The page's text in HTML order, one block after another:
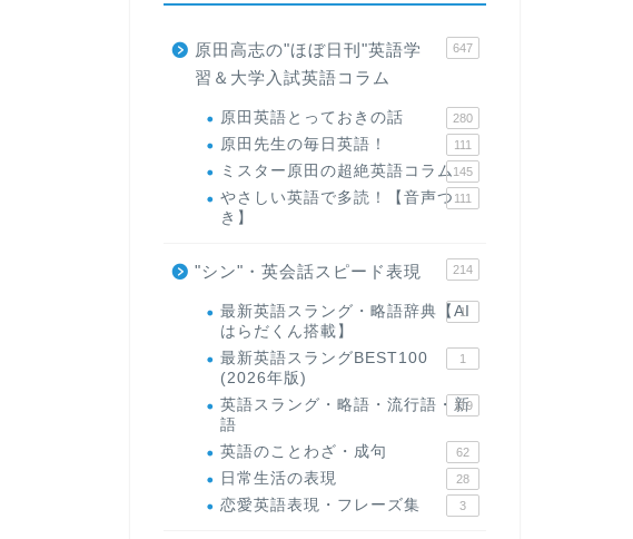
原田高志の"ほぼ日刊"英語学
習＆大学入試英語コラム
647
原田英語とっておきの話 280
原田先生の毎日英語！ 111
ミスター原田の超絶英語コラム145
やさしい英語で多読！【音声つ
き】
111
"シン"・英会話スピード表現 214
最新英語スラング・略語辞典【AI
はらだくん搭載】
1
最新英語スラングBEST100
(2026年版)
1
英語スラング・略語・流行語・新
語
119
英語のことわざ・成句 62
日常生活の表現 28
恋愛英語表現・フレーズ集 3